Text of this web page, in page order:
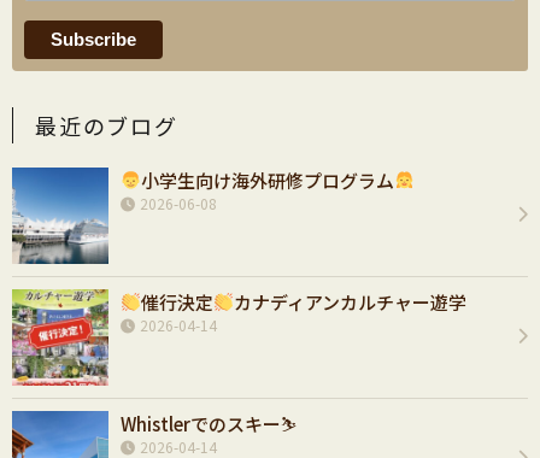
最近のブログ
小学生向け海外研修プログラム
2026-06-08
催行決定 カナディアンカルチャー遊学
2026-04-14
Whistlerでのスキー⛷️
2026-04-14